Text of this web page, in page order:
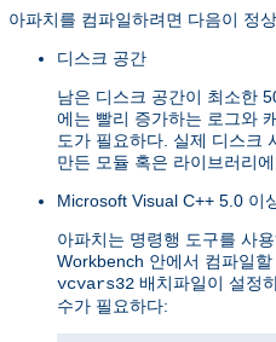
아파치를 컴파일하려면 다음이 정
디스크 공간
남은 디스크 공간이 최소한
에는 빨리 증가하는 로그와
도가 필요하다. 실제 디스크
만든 모듈 혹은 라이브러리
Microsoft Visual C++ 5.0 이
아파치는 명령행 도구를 사
Workbench 안에서 컴파일
vcvars32 배치파일이 설정
수가 필요하다: